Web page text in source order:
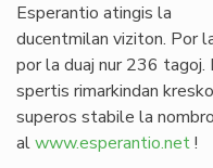
Esperantio atingis la
ducentmilan viziton. Por
por la duaj nur 236
spertis rimarkindan
superos stabile la
alwww.esperantio.net!